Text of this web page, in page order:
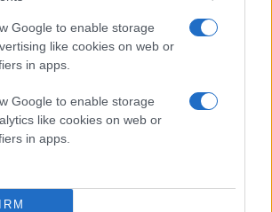
Google to enable storage
like cookies on web or
in apps.
Google to enable storage
like cookies on web or
in apps.